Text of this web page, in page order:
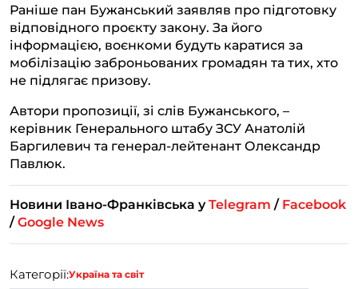
Раніше пан Бужанський заявляв про підготовку
відповідного проєкту закону. За його
інформацією, воєнкоми будуть каратися за
мобілізацію заброньованих громадян та тих, хто
не підлягає призову.
Автори пропозиції, зі слів Бужанського, –
керівник Генерального штабу ЗСУ Анатолій
Баргилевич та генерал-лейтенант Олександр
Павлюк.
Новини Івано-Франківська уTelegram / Facebook
/Google News
Категорії:Україна та світ